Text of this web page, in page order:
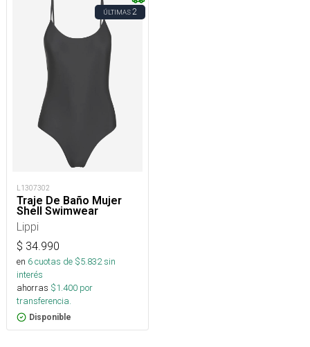
ÚLTIMAS2
L1307302
Traje De Baño Mujer
Shell Swimwear
Lippi
$ 34.990
en 6cuotas de $5.832sin
interés
ahorras $1.400 por
transferencia.
Disponible